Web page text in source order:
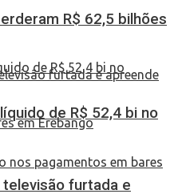
furtada e
R$ 62,5 bilhões
de R$ 52,4 bi no